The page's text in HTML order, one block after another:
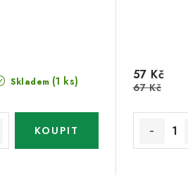
Skladem (1 ks) 57 Kč
67 Kč